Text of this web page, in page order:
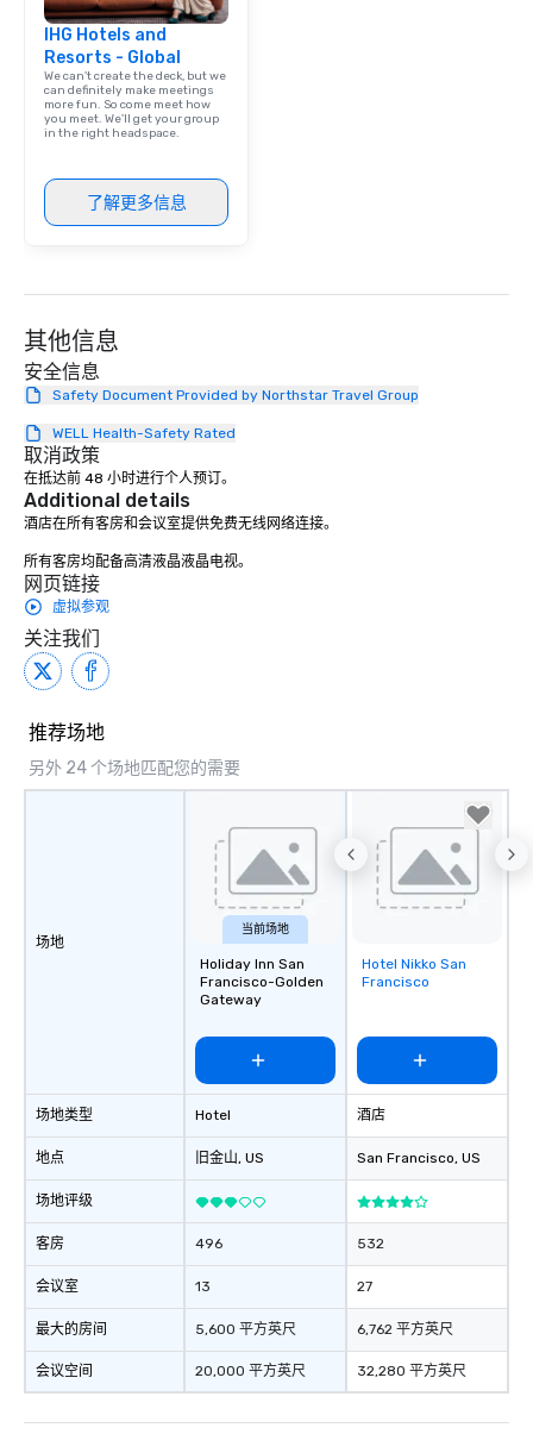
IHG Hotels and
Resorts - Global
We can't create the deck, but we
can definitely make meetings
more fun. So come meet how
you meet. We'll get your group
in the right headspace.
了解更多信息
其他信息
安全信息
Safety Document Provided by Northstar Travel Group
WELL Health-Safety Rated
取消政策
在抵达前 48 小时进行个人预订。
Additional details
酒店在所有客房和会议室提供免费无线网络连接。
所有客房均配备高清液晶液晶电视。
网页链接
虚拟参观
关注我们
推荐场地
另外 24 个场地匹配您的需要
场地
场地类型
地点
场地评级
客房
会议室
最大的房间
会议空间
当前场地
Holiday Inn San
Francisco-Golden
Gateway
Hotel
旧金山, US
496
13
5,600 平方英尺
20,000 平方英尺
Removed from
favorites
Hotel Nikko San
Francisco
酒店
San Francisco, US
532
27
6,762 平方英尺
32,280 平方英尺